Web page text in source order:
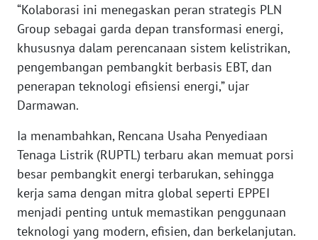
“Kolaborasi ini menegaskan peran strategis PLN
Group sebagai garda depan transformasi energi,
khususnya dalam perencanaan sistem kelistrikan,
pengembangan pembangkit berbasis EBT, dan
penerapan teknologi efisiensi energi,” ujar
Darmawan.
Ia menambahkan, Rencana Usaha Penyediaan
Tenaga Listrik (RUPTL) terbaru akan memuat porsi
besar pembangkit energi terbarukan, sehingga
kerja sama dengan mitra global seperti EPPEI
menjadi penting untuk memastikan penggunaan
teknologi yang modern, efisien, dan berkelanjutan.
BARAT
WN
RIAU
WN
WN
JAMBI
WN
SULTRA